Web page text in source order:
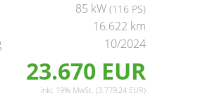
85 kW (116 PS)
16.622 km
10/2024
23.670 EUR
inkl. 19% MwSt. (3.779,24 EUR)